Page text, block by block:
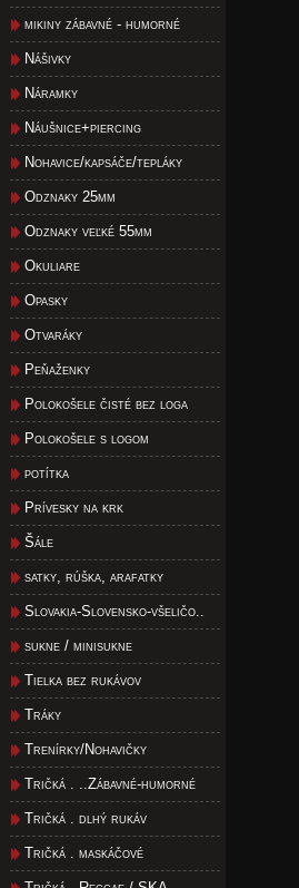
mikiny zábavné - humorné
Nášivky
Náramky
Náušnice+piercing
Nohavice/kapsáče/tepláky
Odznaky 25mm
Odznaky veľké 55mm
Okuliare
Opasky
Otvaráky
Peňaženky
Polokošele čisté bez loga
Polokošele s logom
potítka
Prívesky na krk
Šále
satky, rúška, arafatky
Slovakia-Slovensko-všeličo..
sukne / minisukne
Tielka bez rukávov
Tráky
Trenírky/Nohavičky
Tričká . ..Zábavné-humorné
Tričká . dlhý rukáv
Tričká . maskáčové